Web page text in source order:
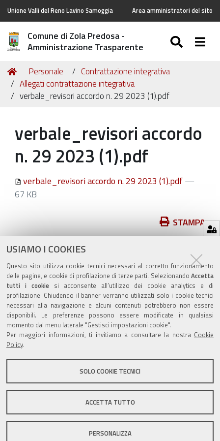
USIAMO I COOKIES
Questo sito utilizza cookie tecnici necessari al corretto funzionamento
delle pagine, e cookie di profilazione di terze parti. Selezionando Accetta
tutti i cookiesi acconsente all’utilizzo dei cookie analytics e di
profilazione. Chiudendo il banner verranno utilizzati solo i cookie tecnici
necessari alla navigazione e alcuni contenuti potrebbero non essere
disponibili. Le preferenze possono essere modificate in qualsiasi
momento dal menu laterale "Gestisci impostazioni cookie".
Per maggiori informazioni, ti invitiamo a consultare la nostra Cookie
Policy.
SOLO COOKIE TECNICI
ACCETTA TUTTO
PERSONALIZZA
Unione Valli del Reno Lavino Samoggia Area amministratori del sito
Comune di Zola Predosa -
Amministrazione Trasparente
Tu
sei
qui:
Home
Personale
Contrattazione integrativa
Allegati contrattazione integrativa
verbale_revisori accordo n. 29 2023 (1).pdf
verbale_revisori accordo
n. 29 2023 (1).pdf
verbale_revisori accordo n. 29 2023 (1).pdf—
67 KB
sul
documento
STAMPA
ultima modifica
Valuta questo sito
Sito istituzionale Comune di Zola Predosa
Privacy policy|DPO|Accessibilità